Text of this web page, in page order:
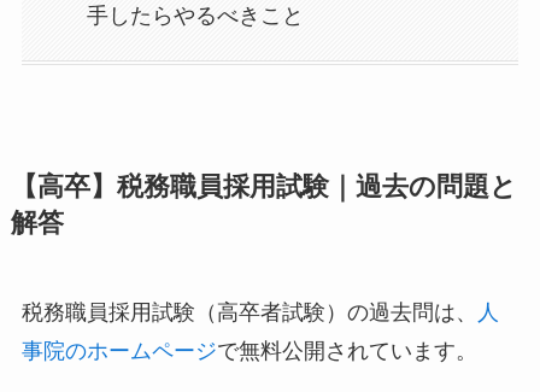
手したらやるべきこと
【高卒】税務職員採用試験｜過去の問題と
解答
税務職員採用試験（高卒者試験）の過去問は、
人
事院のホームページで無料公開されています。